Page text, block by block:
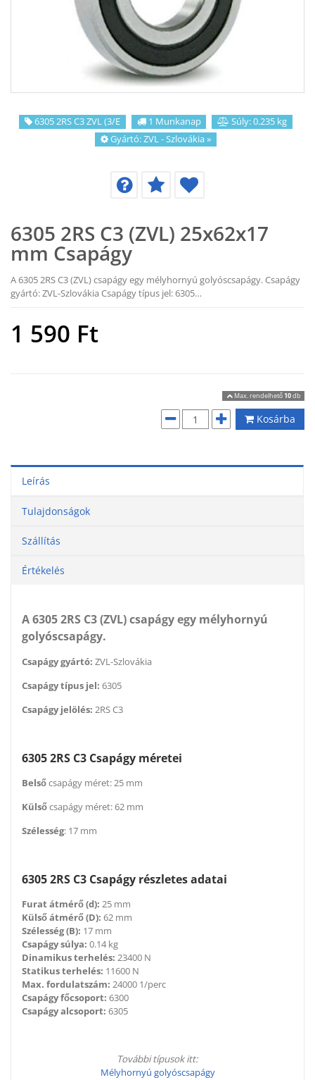
6305 2RS C3 ZVL (3/E 1 Munkanap
Súly: 0.235 kg
Gyártó:ZVL - Szlovákia»
6305 2RS C3 (ZVL) 25x62x17
mm Csapágy
A 6305 2RS C3 (ZVL) csapágy egy mélyhornyú golyóscsapágy. Csapágy
gyártó: ZVL-Szlovákia Csapágy típus jel: 6305…
1 590 Ft
Max. rendelhető10db
Kosárba
Leírás
Tulajdonságok
Szállítás
Értékelés
A 6305 2RS C3 (ZVL) csapágy egy mélyhornyú
golyóscsapágy.
Csapágy gyártó: ZVL-Szlovákia
Csapágy típus jel: 6305
Csapágy jelölés: 2RS C3
6305 2RS C3 Csapágy méretei
Belsőcsapágy méret: 25 mm
Külsőcsapágy méret: 62 mm
Szélesség: 17 mm
6305 2RS C3 Csapágy részletes adatai
Furat átmérő (d): 25 mm
Külső átmérő (D): 62 mm
Szélesség (B): 17 mm
Csapágy súlya: 0.14 kg
Dinamikus terhelés: 23400 N
Statikus terhelés: 11600 N
Max. fordulatszám: 24000 1/perc
Csapágy főcsoport: 6300
Csapágy alcsoport: 6305
További típusok itt:
Mélyhornyú golyóscsapágy